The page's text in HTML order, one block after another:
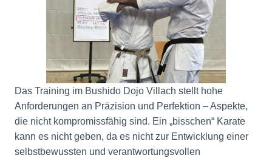
Das Training im Bushido Dojo Villach stellt hohe
Anforderungen an Präzision und Perfektion – Aspekte,
die nicht kompromissfähig sind. Ein „bisschen“ Karate
kann es nicht geben, da es nicht zur Entwicklung einer
selbstbewussten und verantwortungsvollen